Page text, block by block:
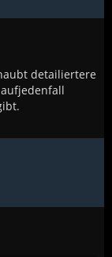
detailiertere